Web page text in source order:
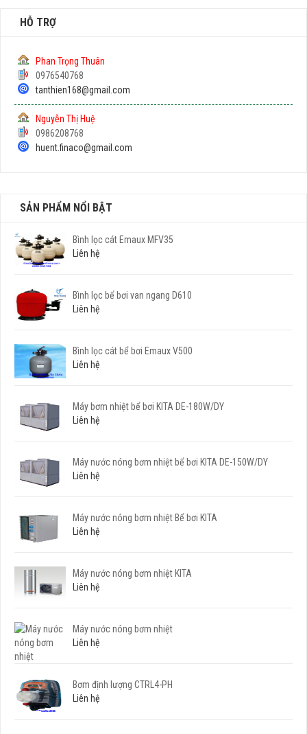
HỖ TRỢ
Phan Trọng Thuân
0976540768
tanthien168@gmail.com
Nguyễn Thị Huệ
0986208768
huent.finaco@gmail.com
SẢN PHẨM NỔI BẬT
Bình lọc cát Emaux MFV35
Liên hệ
Bình lọc bể bơi van ngang D610
Liên hệ
Bình lọc cát bể bơi Emaux V500
Liên hệ
Máy bơm nhiệt bể bơi KITA DE-180W/DY
Liên hệ
Máy nước nóng bơm nhiệt bể bơi KITA DE-150W/DY
Liên hệ
Máy nước nóng bơm nhiệt Bể bơi KITA
Liên hệ
Máy nước nóng bơm nhiệt KITA
Liên hệ
Máy nước nóng bơm nhiệt
Liên hệ
Bơm định lượng CTRL4-PH
Liên hệ